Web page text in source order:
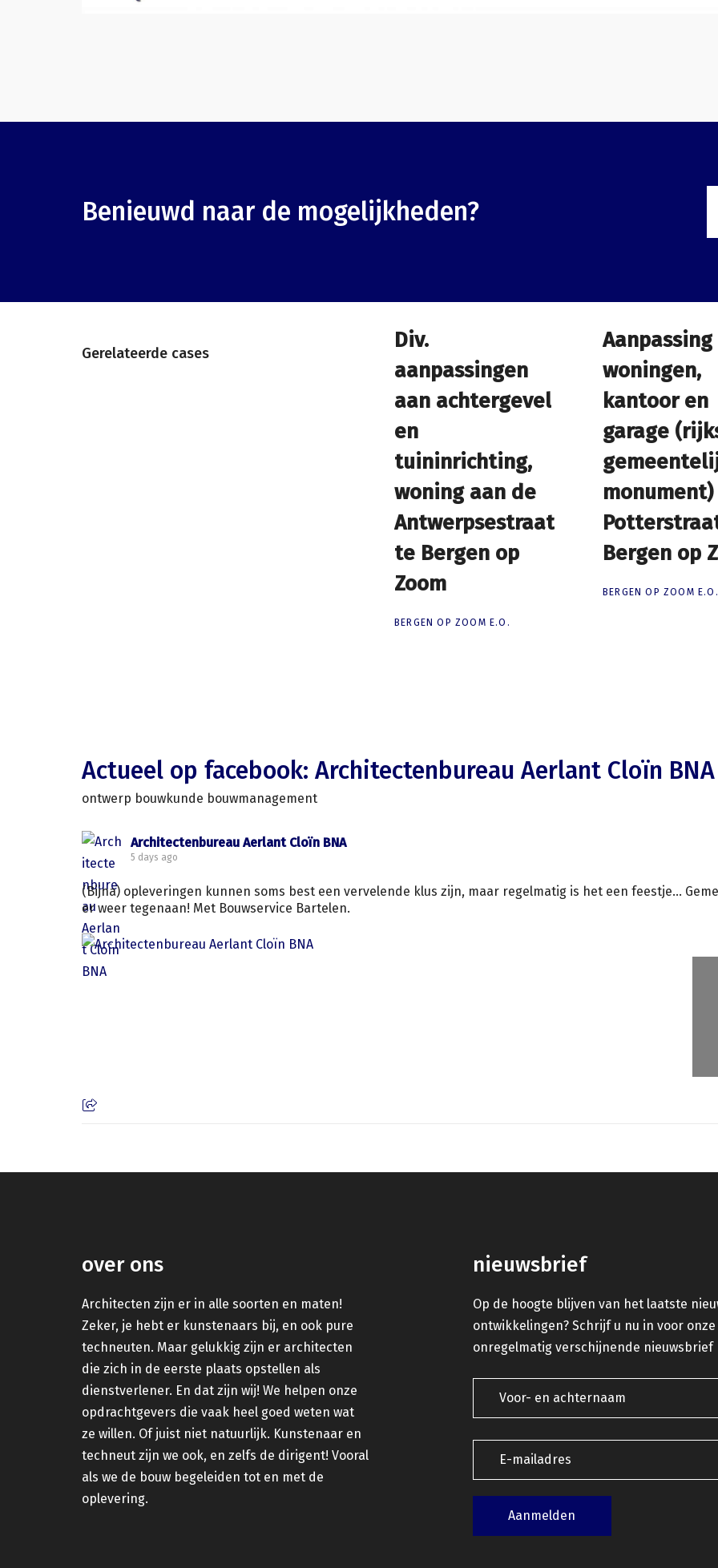
Benieuwd naar de mogelijkheden?
Gerelateerde cases
Div.
aanpassingen
aan achtergevel
en
tuininrichting,
woning aan de
Antwerpsestraat
te Bergen op
Zoom
Div.
aanpassingen
aan achtergevel
en
tuininrichting,
woning aan de
Antwerpsestraat
te Bergen op
Zoom
BERGEN OP ZOOM E.O.
Aanpassing
woningen,
kantoor en
garage
Bergen op
Aanpassing
woningen,
kantoor en
garage
Bergen op
BERGEN OP ZOOM E.O.
Actueel op facebook: Architectenbureau Aerlant Cloïn BNA
ontwerp bouwkunde bouwmanagement
Architectenbureau Aerlant Cloïn BNA
5 days ago
(Bijna) opleveringen kunnen soms best een vervelende klus zijn, maar regelmatig is het een feestje...
er weer tegenaan! Met Bouwservice Bartelen.
over ons
Architecten zijn er in alle soorten en maten!
Zeker, je hebt er kunstenaars bij, en ook pure
techneuten. Maar gelukkig zijn er architecten
die zich in de eerste plaats opstellen als
dienstverlener. En dat zijn wij! We helpen onze
opdrachtgevers die vaak heel goed weten wat
ze willen. Of juist niet natuurlijk. Kunstenaar en
techneut zijn we ook, en zelfs de dirigent! Vooral
als we de bouw begeleiden tot en met de
oplevering.
nieuwsbrief
Op de hoogte blijven van het laatste
ontwikkelingen? Schrijf u nu in voor onze
onregelmatig verschijnende nieuwsbrief